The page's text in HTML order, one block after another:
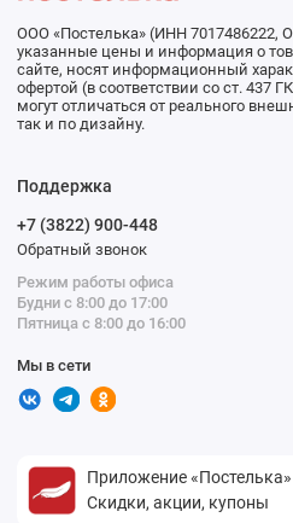
ООО «Постелька» (ИНН 7017486222,
указанные цены и информация о
сайте, носят информационный
офертой (в соответствии со ст. 437
могут отличаться от реального
так и по дизайну.
Поддержка
+7 (3822) 900-448
Обратный звонок
Режим работы офиса
Будни с 8:00 до 17:00
Пятница с 8:00 до 16:00
Мы в сети
Приложение «Постелька»
Скидки, акции, купоны